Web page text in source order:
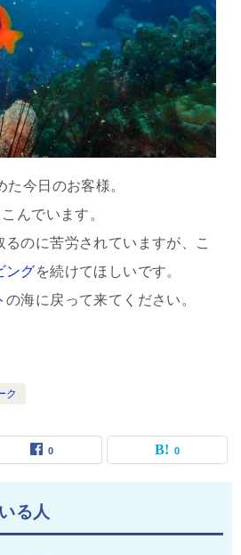
今日のお客様。
んでいます。
るのに苦労されていますが、こ
ングを続けてほしいです。
の海に戻って来てください。
ク
0 0
る人